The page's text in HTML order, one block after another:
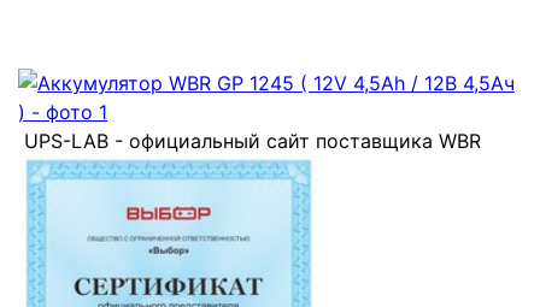
UPS-LAB - официальный сайт поставщика WBR